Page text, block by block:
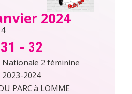
2024
31 - 32
Nationale 2 féminine
2023-2024
PARC à LOMME